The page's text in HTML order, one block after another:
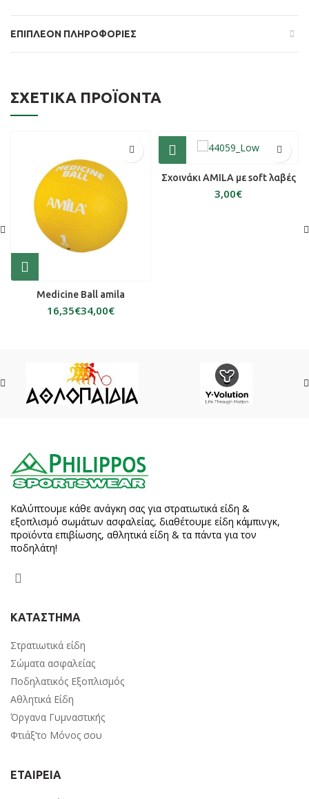
ΕΠΙΠΛΈΟΝ ΠΛΗΡΟΦΟΡΊΕΣ
ΣΧΕΤΙΚΆ ΠΡΟΪΌΝΤΑ
Medicine Ball amila
€ €
Σχοινάκι AMILA με soft λαβές
€
Καλύπτουμε κάθε ανάγκη σας για στρατιωτικά είδη &
εξοπλισμό σωμάτων ασφαλείας, διαθέτουμε είδη κάμπινγκ,
προϊόντα επιβίωσης, αθλητικά είδη & τα πάντα για τον
ποδηλάτη!
ΚΑΤΑΣΤΗΜΑ
Στρατιωτικά είδη
Σώματα ασφαλείας
Ποδηλατικός Εξοπλισμός
Αθλητικά Είδη
Όργανα Γυμναστικής
Φτιάξ’το Μόνος σου
ΕΤΑΙΡΕΙΑ